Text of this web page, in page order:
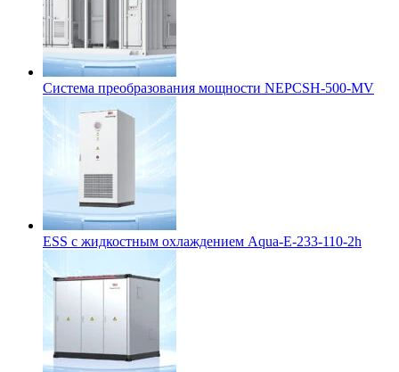
Система преобразования мощности NEPCSH-500-MV
ESS с жидкостным охлаждением Aqua-E-233-110-2h